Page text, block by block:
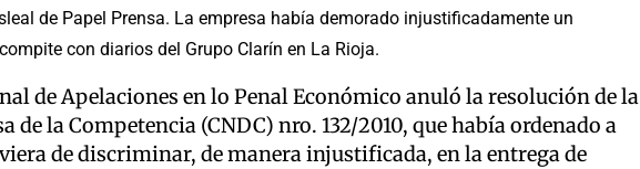
de Papel Prensa. La empresa había demorado injustificadamente un
con diarios del Grupo Clarín en La Rioja.
de Apelaciones en lo Penal Económico anuló la resolución de la
de la Competencia (CNDC) nro. 132/2010, que había ordenado a
de discriminar, de manera injustificada, en la entrega de